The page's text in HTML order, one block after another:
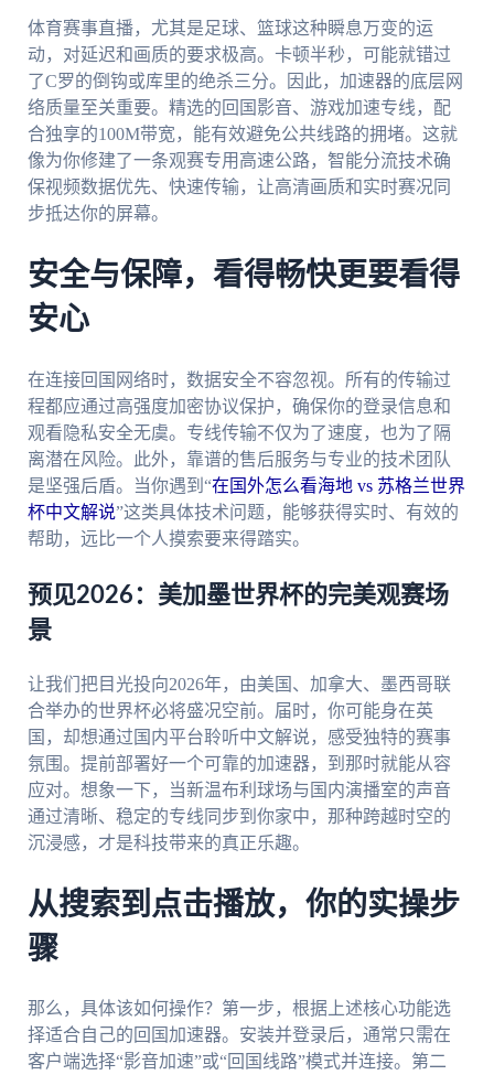
体育赛事直播，尤其是足球、篮球这种瞬息万变的运
动，对延迟和画质的要求极高。卡顿半秒，可能就错过
了C罗的倒钩或库里的绝杀三分。因此，加速器的底层网
络质量至关重要。精选的回国影音、游戏加速专线，配
合独享的100M带宽，能有效避免公共线路的拥堵。这就
像为你修建了一条观赛专用高速公路，智能分流技术确
保视频数据优先、快速传输，让高清画质和实时赛况同
步抵达你的屏幕。
安全与保障，看得畅快更要看得
安心
在连接回国网络时，数据安全不容忽视。所有的传输过
程都应通过高强度加密协议保护，确保你的登录信息和
观看隐私安全无虞。专线传输不仅为了速度，也为了隔
离潜在风险。此外，靠谱的售后服务与专业的技术团队
是坚强后盾。当你遇到“在国外怎么看海地 vs 苏格兰世界
杯中文解说”这类具体技术问题，能够获得实时、有效的
帮助，远比一个人摸索要来得踏实。
预见2026：美加墨世界杯的完美观赛场
景
让我们把目光投向2026年，由美国、加拿大、墨西哥联
合举办的世界杯必将盛况空前。届时，你可能身在英
国，却想通过国内平台聆听中文解说，感受独特的赛事
氛围。提前部署好一个可靠的加速器，到那时就能从容
应对。想象一下，当新温布利球场与国内演播室的声音
通过清晰、稳定的专线同步到你家中，那种跨越时空的
沉浸感，才是科技带来的真正乐趣。
从搜索到点击播放，你的实操步
骤
那么，具体该如何操作？第一步，根据上述核心功能选
择适合自己的回国加速器。安装并登录后，通常只需在
客户端选择“影音加速”或“回国线路”模式并连接。第二